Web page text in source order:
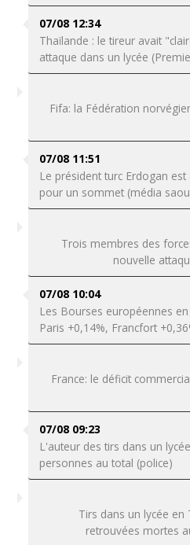
07/08 12:34
Thaïlande : le tireur avait
attaque dans un lycée
Fifa: la Fédération
07/08 11:51
Le président turc Erdogan
pour un sommet (média
Trois membres des
nouvelle
07/08 10:04
Les Bourses européennes
Paris +0,14%, Francfort
France: le déficit
07/08 09:23
L'auteur des tirs dans un
personnes au total (police)
Tirs dans un lycée
retrouvées mortes